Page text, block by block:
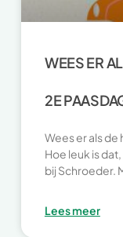
WEES ER
2E
Wees er als de
Hoe leuk is
bij Schroeder.
Lees meer